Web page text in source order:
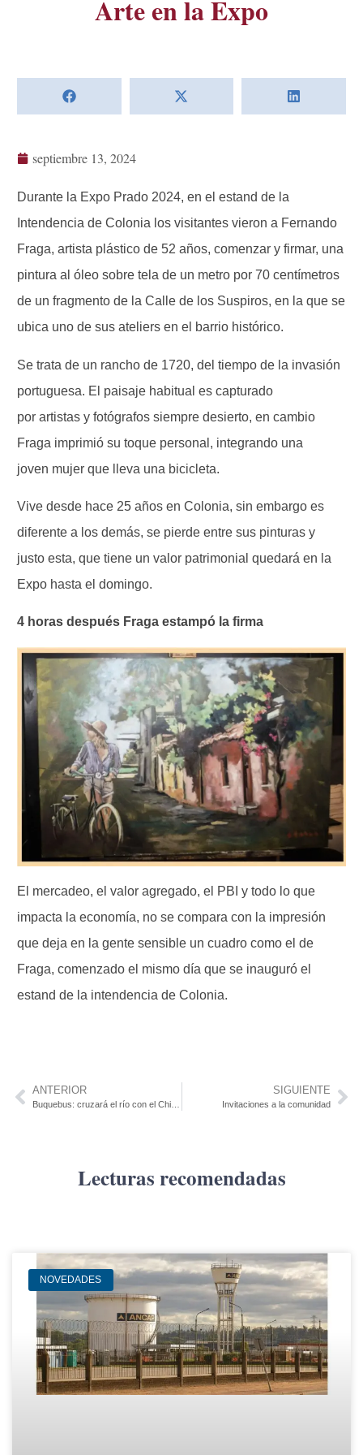
Arte en la Expo
septiembre 13, 2024
Durante la Expo Prado 2024, en el estand de la
Intendencia de Colonia los visitantes vieron a Fernando
Fraga, artista plástico de 52 años, comenzar y firmar, una
pintura al óleo sobre tela de un metro por 70 centímetros
de un fragmento de la Calle de los Suspiros, en la que se
ubica uno de sus ateliers en el barrio histórico.
Se trata de un rancho de 1720, del tiempo de la invasión
portuguesa. El paisaje habitual es capturado
por artistas y fotógrafos siempre desierto, en cambio
Fraga imprimió su toque personal, integrando una
joven mujer que lleva una bicicleta.
Vive desde hace 25 años en Colonia, sin embargo es
diferente a los demás, se pierde entre sus pinturas y
justo esta, que tiene un valor patrimonial quedará en la
Expo hasta el domingo.
4 horas después Fraga estampó la firma
El mercadeo, el valor agregado, el PBI y todo lo que
impacta la economía, no se compara con la impresión
que deja en la gente sensible un cuadro como el de
Fraga, comenzado el mismo día que se inauguró el
estand de la intendencia de Colonia.
ANTERIOR SIGUIENTE
Invitaciones a la comunidad
Lecturas recomendadas
NOVEDADES